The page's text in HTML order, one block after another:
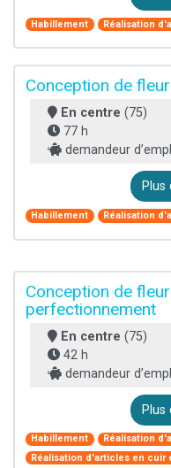
Habillement Réalisation
Conception de
En centre (75)
77 h
demandeur
Habillement Réalisation
Conception de
perfectionnement
En centre (75)
42 h
demandeur
Habillement
Réalisation
Réalisation d'articles en cuir